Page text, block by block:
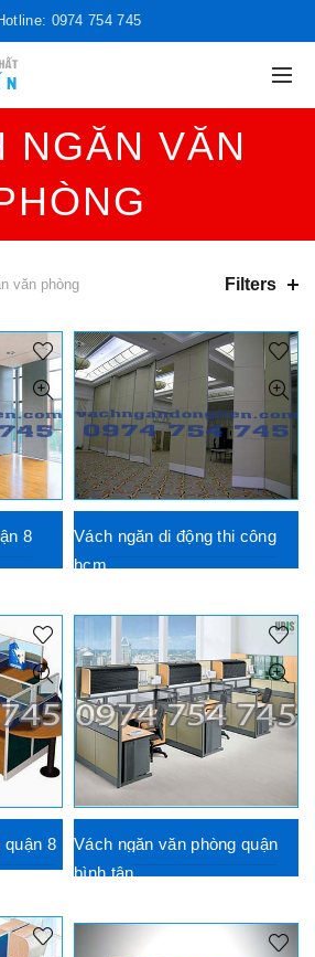
0974 754 745
NGĂN VĂN
văn phòng Filters
8
Vách ngăn di động thi công
hcm
quận 8
Vách ngăn văn phòng quận
bình tân